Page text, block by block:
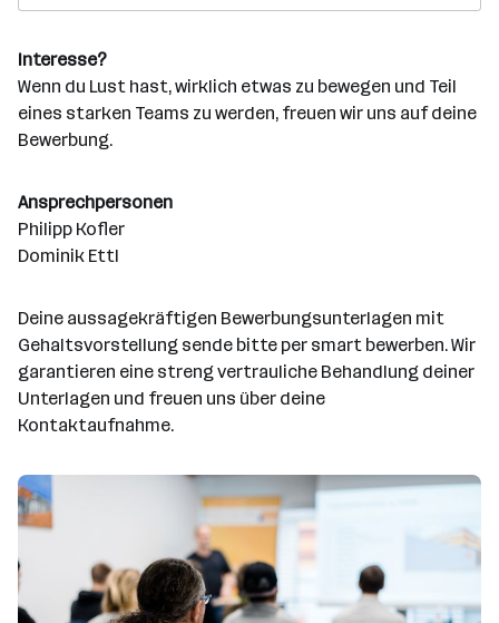
Interesse?
Wenn du Lust hast, wirklich etwas zu bewegen und Teil
eines starken Teams zu werden, freuen wir uns auf deine
Bewerbung.
Ansprechpersonen
Philipp Kofler
Dominik Ettl
Deine aussagekräftigen Bewerbungsunterlagen mit
Gehaltsvorstellung sende bitte per smart bewerben. Wir
garantieren eine streng vertrauliche Behandlung deiner
Unterlagen und freuen uns über deine
Kontaktaufnahme.